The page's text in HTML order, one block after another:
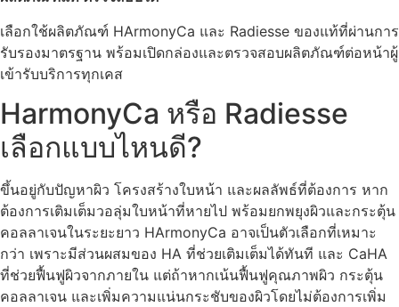
เลือกใช้ผลิตภัณฑ์ HArmonyCa และ Radiesse ของแท้ที่ผ่านการ
รับรองมาตรฐาน พร้อมเปิดกล่องและตรวจสอบผลิตภัณฑ์ต่อหน้าผู้
เข้ารับบริการทุกเคส
HarmonyCa หรือ Radiesse
เลือกแบบไหนดี?
ขึ้นอยู่กับปัญหาผิว โครงสร้างใบหน้า และผลลัพธ์ที่ต้องการ หาก
ต้องการเติมเต็มวอลุ่มใบหน้าที่หายไป พร้อมยกพยุงผิวและกระตุ้น
คอลลาเจนในระยะยาว HArmonyCa อาจเป็นตัวเลือกที่เหมาะ
กว่า เพราะมีส่วนผสมของ HA ที่ช่วยเติมเต็มได้ทันที และ CaHA
ที่ช่วยฟื้นฟูผิวจากภายใน แต่ถ้าหากเน้นฟื้นฟูคุณภาพผิว กระตุ้น
คอลลาเจน และเพิ่มความแน่นกระชับของผิวโดยไม่ต้องการเพิ่ม